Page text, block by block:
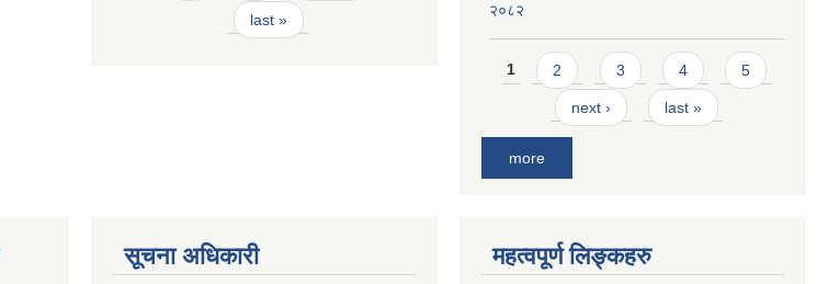
last »
२०८२
Pages
1 2 3 4 5
next › last »
more
सूचना अधिकारी महत्वपूर्ण लिङ्कहरु